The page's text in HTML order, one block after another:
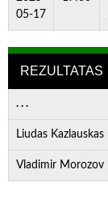
05-17
REZULTATAS
. . .
Liudas Kazlauskas
Vladimir Morozov